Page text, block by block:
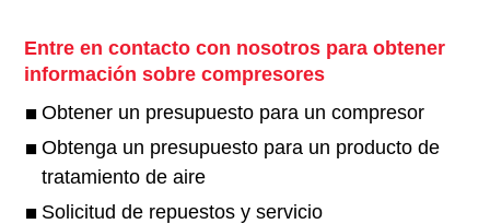
Entre en contacto con nosotros para obtener
información sobre compresores
Obtener un presupuesto para un compresor
Obtenga un presupuesto para un producto de
tratamiento de aire
Solicitud de repuestos y servicio